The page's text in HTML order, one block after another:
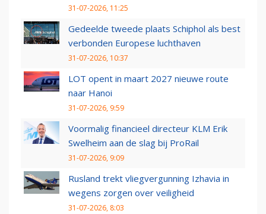
31-07-2026, 11:25
Gedeelde tweede plaats Schiphol als best
verbonden Europese luchthaven
31-07-2026, 10:37
LOT opent in maart 2027 nieuwe route
naar Hanoi
31-07-2026, 9:59
Voormalig financieel directeur KLM Erik
Swelheim aan de slag bij ProRail
31-07-2026, 9:09
Rusland trekt vliegvergunning Izhavia in
wegens zorgen over veiligheid
31-07-2026, 8:03